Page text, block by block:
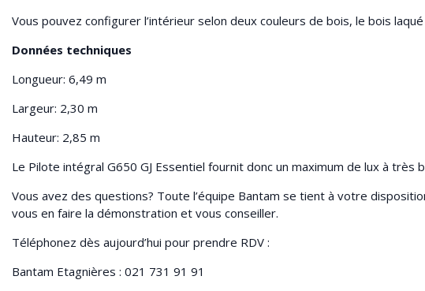
Vous pouvez configurer l’intérieur selon deux couleurs de bois, le bois
Données techniques
Longueur: 6,49 m
Largeur: 2,30 m
Hauteur: 2,85 m
Le Pilote intégral G650 GJ Essentiel fournit donc un maximum de lux à très
Vous avez des questions? Toute l’équipe Bantam se tient à votre
vous en faire la démonstration et vous conseiller.
Téléphonez dès aujourd’hui pour prendre RDV :
Bantam Etagnières : 021 731 91 91